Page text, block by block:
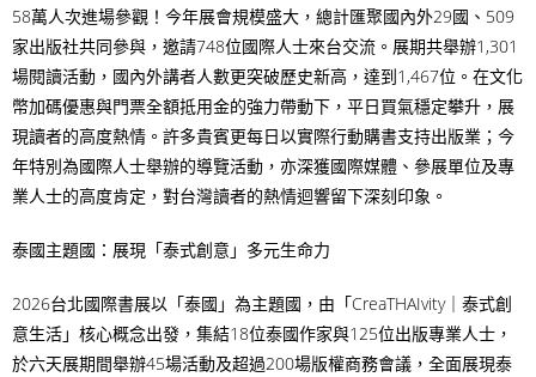
58萬人次進場參觀！今年展會規模盛大，總計匯聚國內外29國、509
家出版社共同參與，邀請748位國際人士來台交流。展期共舉辦1,301
場閱讀活動，國內外講者人數更突破歷史新高，達到1,467位。在文化
幣加碼優惠與門票全額抵用金的強力帶動下，平日買氣穩定攀升，展
現讀者的高度熱情。許多貴賓更每日以實際行動購書支持出版業；今
年特別為國際人士舉辦的導覽活動，亦深獲國際媒體、參展單位及專
業人士的高度肯定，對台灣讀者的熱情迴響留下深刻印象。
泰國主題國：展現「泰式創意」多元生命力
2026台北國際書展以「泰國」為主題國，由「CreaTHAIvity｜泰式創
意生活」核心概念出發，集結18位泰國作家與125位出版專業人士，
於六天展期間舉辦45場活動及超過200場版權商務會議，全面展現泰